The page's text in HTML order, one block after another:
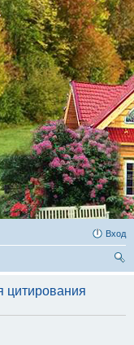
Вход
цитирования